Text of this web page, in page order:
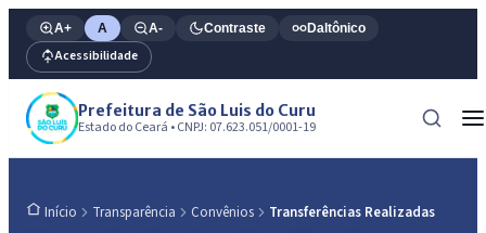
A+ A A- Contraste Daltônico
Acessibilidade
Prefeitura de São Luis do Curu
Estado do Ceará • CNPJ: 07.623.051/0001-19
Início Transparência Convênios Transferências Realizadas